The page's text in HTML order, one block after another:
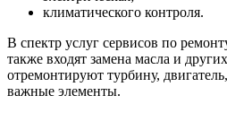
климатического контроля.
В спектр услуг сервисов по
также входят замена масла и
отремонтируют турбину,
важные элементы.